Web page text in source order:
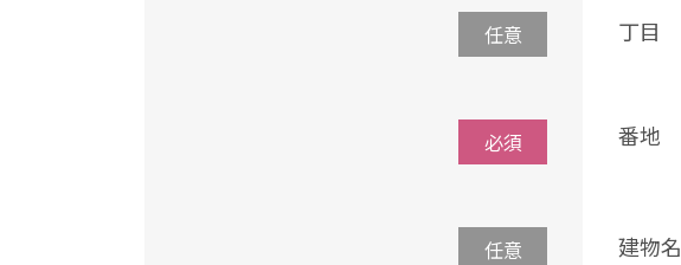
任意 丁目
必須 番地
任意 建物名